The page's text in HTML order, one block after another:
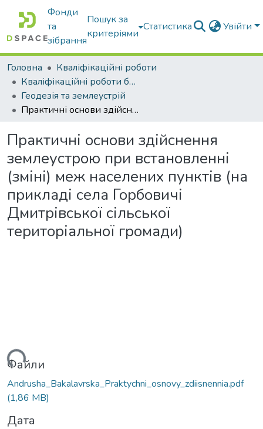
Фонди
та
зібрання
Пошук за
критеріями
Статистика Увійти
Головна
Кваліфікаційні роботи
Кваліфікаційні роботи бакалаврів
Геодезія та землеустрій
Практичні основи здійснення землеустрою при встановленні (зміні) меж населених пунктів (на прикладі села Горбовичі Дмитрівської сільської територіальної громади)
Практичні основи здійснення
землеустрою при встановленні
(зміні) меж населених пунктів (на
прикладі села Горбовичі
Дмитрівської сільської
територіальної громади)
Файли
Andrusha_Bakalavrska_Praktychni_osnovy_zdiisnennia.pdf
(1,86 MB)
Дата